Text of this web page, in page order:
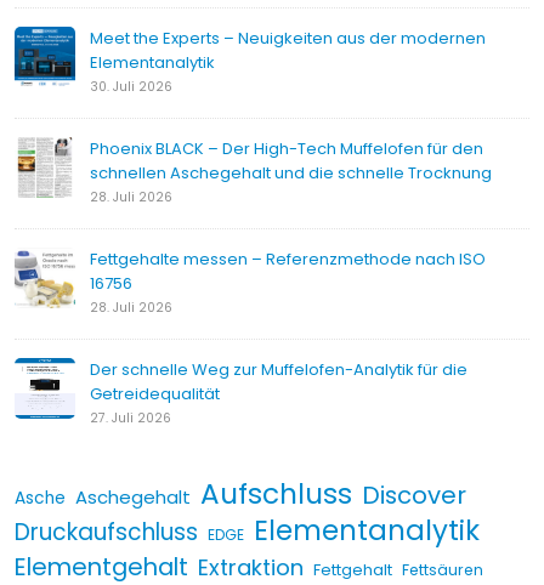
Meet the Experts – Neuigkeiten aus der modernen
Elementanalytik
30. Juli 2026
Phoenix BLACK – Der High-Tech Muffelofen für den
schnellen Aschegehalt und die schnelle Trocknung
28. Juli 2026
Fettgehalte messen – Referenzmethode nach ISO
16756
28. Juli 2026
Der schnelle Weg zur Muffelofen-Analytik für die
Getreidequalität
27. Juli 2026
Asche Aschegehalt Aufschluss Discover
Druckaufschluss EDGE Elementanalytik
Elementgehalt Extraktion Fettgehalt Fettsäuren